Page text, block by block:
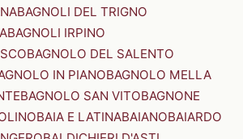
BAGNOLI DEL TRIGNO
BAGNOLI IRPINO
BAGNOLO DEL SALENTO
IN PIANOBAGNOLO MELLA
BAGNOLO SAN VITOBAGNONE
BAIA E LATINABAIANOBAIARDO